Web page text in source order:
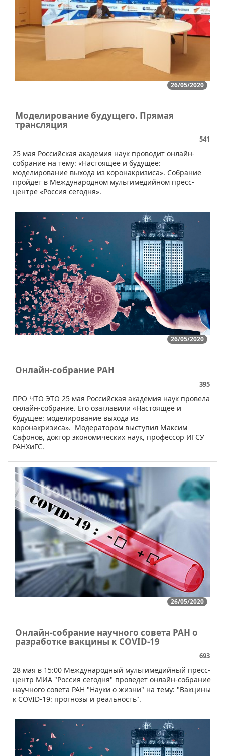
26/05/2020
Моделирование будущего. Прямая
трансляция
541
25 мая Российская академия наук проводит онлайн-
собрание на тему: «Настоящее и будущее:
моделирование выхода из коронакризиса». Собрание
пройдет в Международном мультимедийном пресс-
центре «Россия сегодня».
26/05/2020
Онлайн-собрание РАН
395
ПРО ЧТО ЭТО 25 мая Российская академия наук провела
онлайн-собрание. Его озаглавили «Настоящее и
будущее: моделирование выхода из
коронакризиса». Модератором выступил Максим
Сафонов, доктор экономических наук, профессор ИГСУ
РАНХиГС.
26/05/2020
Онлайн-собрание научного совета РАН о
разработке вакцины к COVID-19
693
​28 мая в 15:00 Международный мультимедийный пресс-
центр МИА "Россия сегодня" проведет онлайн-собрание
научного совета РАН "Науки о жизни" на тему: "Вакцины
к COVID-19: прогнозы и реальность".